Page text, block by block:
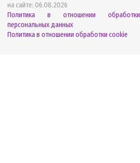
на сайте: 06.08.2026
Политика в отношении обработки
персональных данных
Политика в отношении обработки cookie